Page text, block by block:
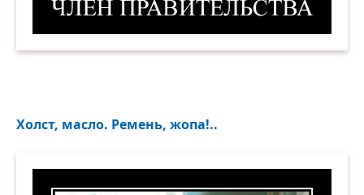
Холст, масло. Ремень, жопа!..